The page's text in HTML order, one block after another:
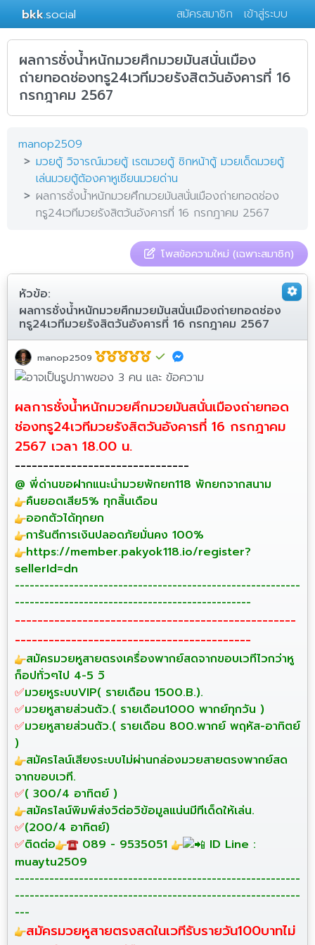
bkk.social สมัครสมาชิก เข้าสู่ระบบ
ผลการชั่งน้ำหนักมวยศึกมวยมันสนั่นเมือง
ถ่ายทอดช่องทรู24เวทีมวยรังสิตวันอังคารที่ 16
กรกฎาคม 2567
manop2509
มวยตู้ วิจารณ์มวยตู้ เรตมวยตู้ ซิกหน้าตู้ มวยเด็ดมวยตู้
เล่นมวยตู้ต้องคาหูเซียนมวยด่าน
ผลการชั่งน้ำหนักมวยศึกมวยมันสนั่นเมืองถ่ายทอดช่อง
ทรู24เวทีมวยรังสิตวันอังคารที่ 16 กรกฎาคม 2567
โพสข้อความใหม่ (เฉพาะสมาชิก)
หัวข้อ:
ผลการชั่งน้ำหนักมวยศึกมวยมันสนั่นเมืองถ่ายทอดช่อง
ทรู24เวทีมวยรังสิตวันอังคารที่ 16 กรกฎาคม 2567
manop2509
ผลการชั่งน้ำหนักมวยศึกมวยมันสนั่นเมืองถ่ายทอด
ช่องทรู24เวทีมวยรังสิตวันอังคารที่ 16 กรกฎาคม
2567 เวลา 18.00 น.
-------------------------------
@ พี่ด่านขอฝากแนะนำมวยพักยก118 พักยกจากสนาม
คืนยอดเสีย5% ทุกสิ้นเดือน
ออกตัวได้ทุกยก
การันตีการเงินปลอดภัยมั่นคง 100%
https://member.pakyok118.io/register?
sellerId=dn
----------------------------------------------------------
------------------------------------------------
--------------------------------------------------
------------------------------------------
สมัครมวยหูสายตรงเครื่องพากย์สดจากขอบเวทีไวกว่าหู
ก็อปทั่วๆไป 4-5 วิ
✅มวยหูระบบVIP( รายเดือน 1500.B.).
✅มวยหูสายส่วนตัว.( รายเดือน1000 พากย์ทุกวัน )
✅มวยหูสายส่วนตัว.( รายเดือน 800.พากย์ พฤหัส-อาทิตย์
)
สมัครไลน์เสียงระบบไม่ผ่านกล่องมวยสายตรงพากย์สด
จากขอบเวที.
✅( 300/4 อาทิตย์ )
สมัครไลน์พิมพ์ส่งวิต่อวิข้อมูลแน่นมีทีเด็ดให้เล่น.
✅(200/4 อาทิตย์)
✅ติดต่อ 089 - 9535051
ID Line :
muaytu2509
----------------------------------------------------------
----------------------------------------------------------
---
สมัครมวยหูสายตรงสดในเวทีรับรายวัน100บาทไม่